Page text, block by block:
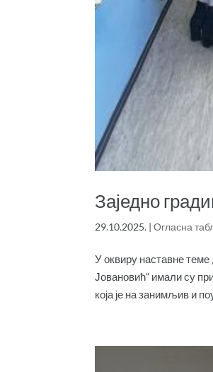
Заједно
29.10.2025. |Огласна
У оквиру наставне
Јовановић“ имали су
која је на занимљив и